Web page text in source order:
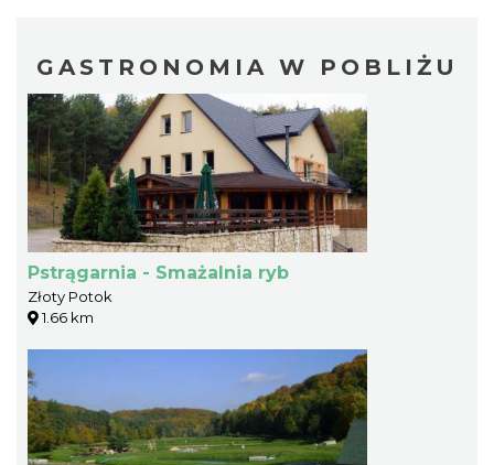
GASTRONOMIA W POBLIŻU
Pstrągarnia - Smażalnia ryb
Złoty Potok
1.66 km